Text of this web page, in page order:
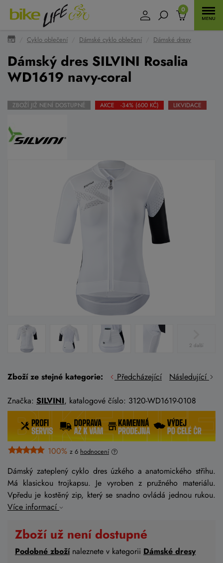
0
Cyklo oblečení Dámské cyklo oblečení Dámské dresy
Dámský dres SILVINI Rosalia
WD1619 navy-coral
ZBOŽÍ JIŽ NENÍ DOSTUPNÉ AKCE -34% (600 KČ) LIKVIDACE
2 další
Zboží ze stejné kategorie: Předcházející Následující
Značka: SILVINI, katalogové číslo: 3120-WD1619-0108
100% z 6 hodnocení
Dámský zateplený cyklo dres úzkého a anatomického střihu.
Má klasickou trojkapsu. Je vyroben z pružného materiálu.
Vpředu je kostěný zip, který se snadno ovládá jednou rukou.
Více informací
Zboží už není dostupné
Podobné zbožínaleznete v kategorii Dámské dresy